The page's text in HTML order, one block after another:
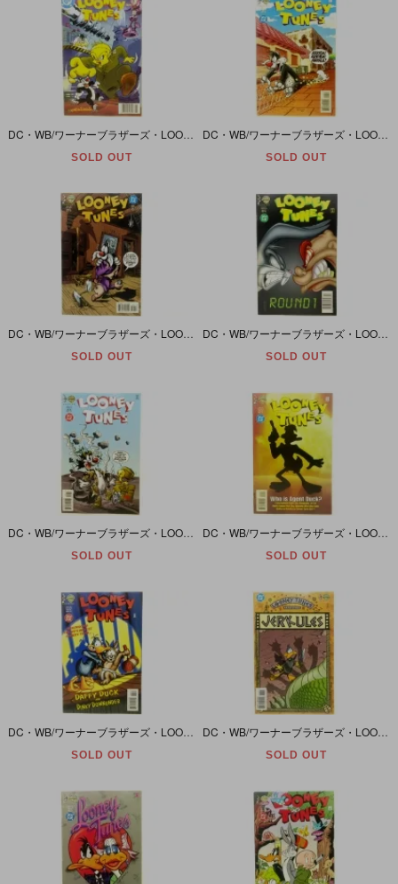
DC・WB/ワーナーブラザーズ・LOONEY TUNES/ルーニーテューンズ #44
SOLD OUT SOLD OUT
DC・WB/ワーナーブラザーズ・LOONEY TUNES/ルーニーテューンズ #41
SOLD OUT SOLD OUT
DC・WB/ワーナーブラザーズ・LOONEY TUNES/ルーニーテューンズ #36
SOLD OUT SOLD OUT
DC・WB/ワーナーブラザーズ・LOONEY TUNES/ルーニーテューンズ #34
SOLD OUT SOLD OUT